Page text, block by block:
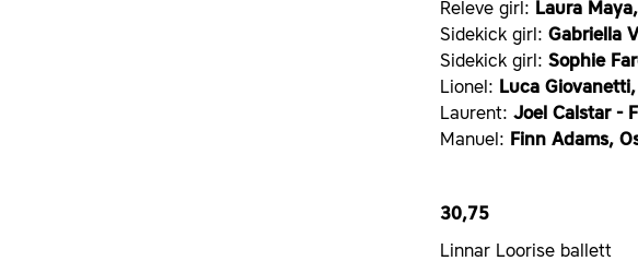
Releve girl: Laura
Sidekick girl: Gabriella
Sidekick girl: Sophie
Lionel: Luca
Laurent: Joel Calstar -
Manuel: Finn Adams,
30,75
Linnar Loorise ballett